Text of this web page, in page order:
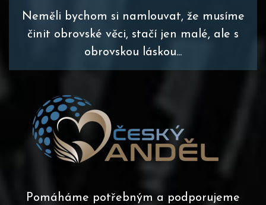
Neměli bychom si namlouvat, že musíme
činit obrovské věci, stačí jen malé, ale s
obrovskou láskou...
Pomáháme potřebným a podporujeme